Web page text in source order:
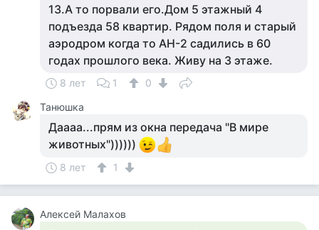
13.А то порвали его.Дом 5 этажный 4
подъезда 58 квартир. Рядом поля и старый
аэродром когда то АН-2 садились в 60
годах прошлого века. Живу на 3 этаже.
8 лет 1
0
Танюшка
Даааа...прям из окна передача "В мире
животных"))))))
8 лет 1
Алексей Малахов